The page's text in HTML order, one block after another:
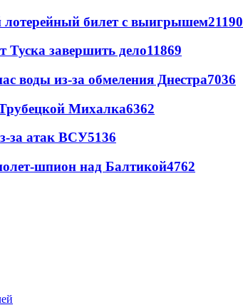
билет с выигрышем21190
Туска завершить дело11869
воды из-за обмеления Днестра7036
Михалка6362
за атак ВСУ5136
шпион над Балтикой4762